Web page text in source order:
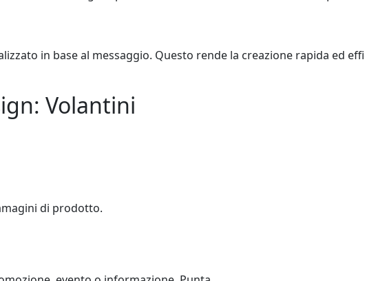
in base al messaggio. Questo rende la creazione rapida ed
Volantini
di prodotto.